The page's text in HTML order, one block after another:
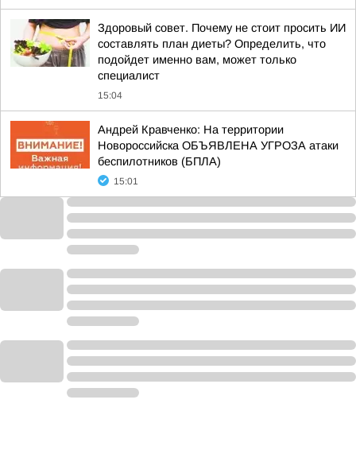
Здоровый совет. Почему не стоит просить ИИ
составлять план диеты? Определить, что
подойдет именно вам, может только
специалист
15:04
Андрей Кравченко: На территории
Новороссийска ОБЪЯВЛЕНА УГРОЗА атаки
беспилотников (БПЛА)
15:01